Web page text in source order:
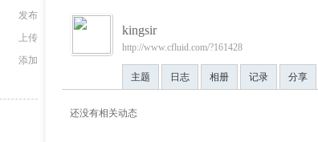
发布
上传
添加
kingsir
http://www.cfluid.com/?161428
主题 日志 相册 记录 分享
还没有相关动态